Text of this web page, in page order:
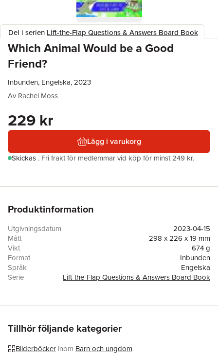
Del i serien Lift-the-Flap Questions & Answers Board Book
Which Animal Would be a Good
Friend?
Inbunden, Engelska, 2023
Av Rachel Moss
229 kr
Lägg i varukorg
Skickas . Fri frakt för medlemmar vid köp för minst 249 kr.
Produktinformation
Utgivningsdatum
2023-04-15
Mått
298 x 226 x 19 mm
Vikt
674 g
Format
Inbunden
Språk
Engelska
Serie
Lift-the-Flap Questions & Answers Board Book
ISBN
9781839234590
Tillhör följande kategorier
Bilderböcker inom Barn och ungdom